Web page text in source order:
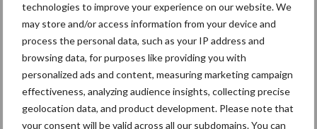
technologies to improve your experience on our website. We
may store and/or access information from your device and
process the personal data, such as your IP address and
browsing data, for purposes like providing you with
personalized ads and content, measuring marketing campaign
effectiveness, analyzing audience insights, collecting precise
geolocation data, and product development. Please note that
your consent will be valid across all our subdomains. You can
“Vraag naar praktische
hygieneoplossingen is in
Polen groter dan ooit”